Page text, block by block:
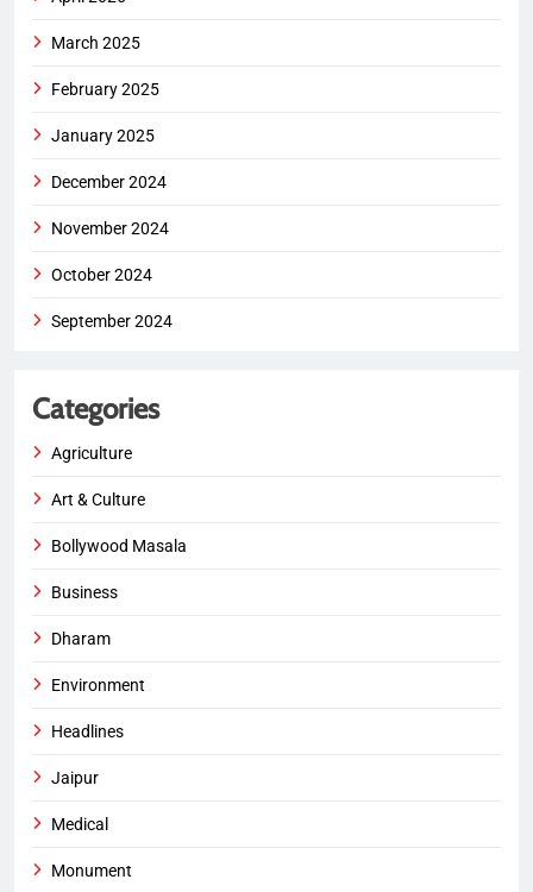
March 2025
February 2025
January 2025
December 2024
November 2024
October 2024
September 2024
Categories
Agriculture
Art & Culture
Bollywood Masala
Business
Dharam
Environment
Headlines
Jaipur
Medical
Monument